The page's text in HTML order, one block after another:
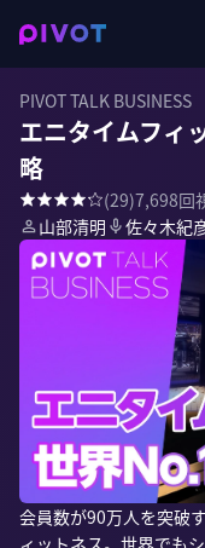
PIVOT TALK BUSINESS
エニタイムフィ
略
(29)7,698回
山部清明
佐々木紀
会員数が90万人を突破